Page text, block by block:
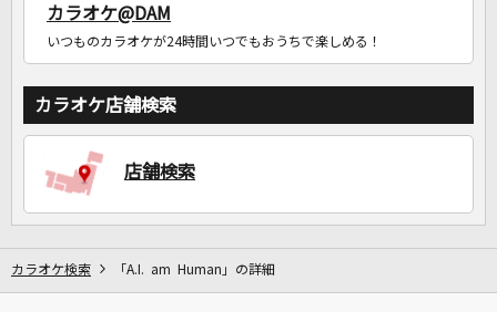
カラオケ@DAM
いつものカラオケが24時間いつでもおうちで楽しめる！
カラオケ店舗検索
店舗検索
カラオケ検索 「A.I. am Human」の詳細